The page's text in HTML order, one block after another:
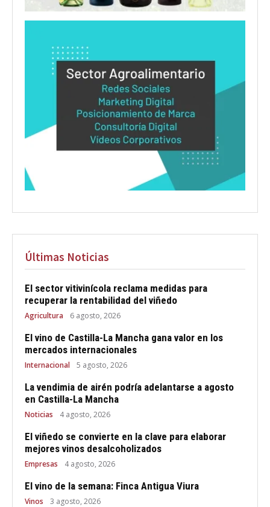
Últimas Noticias
El sector vitivinícola reclama medidas para
recuperar la rentabilidad del viñedo
Agricultura 6 agosto, 2026
El vino de Castilla-La Mancha gana valor en los
mercados internacionales
Internacional 5 agosto, 2026
La vendimia de airén podría adelantarse a agosto
en Castilla-La Mancha
Noticias 4 agosto, 2026
El viñedo se convierte en la clave para elaborar
mejores vinos desalcoholizados
Empresas 4 agosto, 2026
El vino de la semana: Finca Antigua Viura
Vinos 3 agosto, 2026